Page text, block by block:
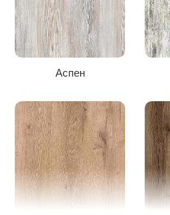
Червоний
у більшості моделей меблів
Аспен